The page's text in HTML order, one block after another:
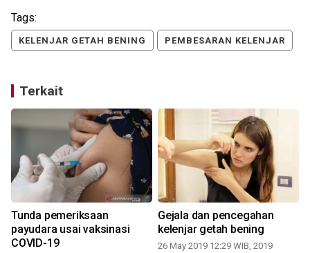
Tags:
KELENJAR GETAH BENING PEMBESARAN KELENJAR
Terkait
Tunda pemeriksaan
payudara usai vaksinasi
COVID-19
Gejala dan pencegahan
kelenjar getah bening
26 May 2019 12:29 WIB, 2019